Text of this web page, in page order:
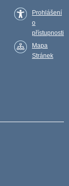
Prohlášení
o
přístupnosti
Mapa
Stránek